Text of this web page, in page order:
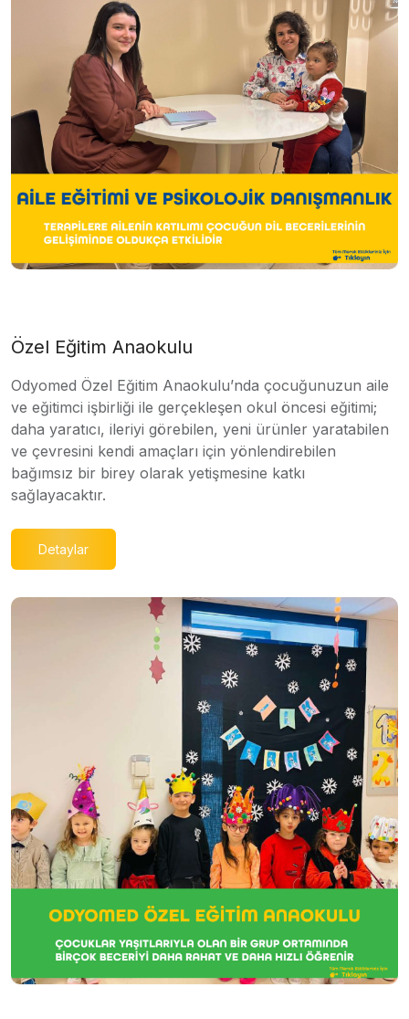
Özel Eğitim Anaokulu
Odyomed Özel Eğitim Anaokulu’nda çocuğunuzun aile
ve eğitimci işbirliği ile gerçekleşen okul öncesi eğitimi;
daha yaratıcı, ileriyi görebilen, yeni ürünler yaratabilen
ve çevresini kendi amaçları için yönlendirebilen
bağımsız bir birey olarak yetişmesine katkı
sağlayacaktır.
Detaylar